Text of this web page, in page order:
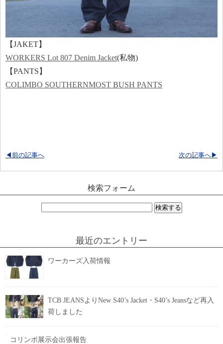
【JAKET】
WORKERS Lot 807 Denim Jacket(私物)
【PANTS】
COLIMBO SOUTHERNMOST BUSH PANTS
次の記事へ▶
◀前の記事へ
検索フォーム
最近のエントリー
ワーカーズ入荷情報
TCB JEANSよりNew S40’s Jacket・S40’s Jeansなど再入
荷しました
コリンボ展示会出張報告